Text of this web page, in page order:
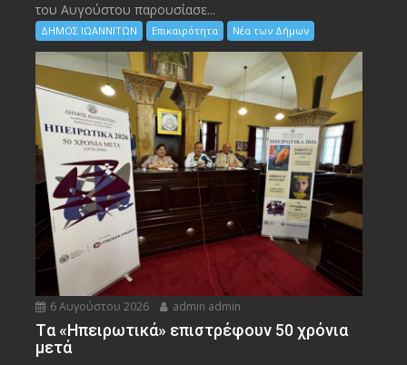
του Αυγούστου παρουσίασε...
ΔΗΜΟΣ ΙΩΑΝΝΙΤΩΝ Επικαιρότητα Νέα των Δήμων
6 Αυγούστου 2026 admin admin
Tα «Ηπειρωτικά» επιστρέφουν 50 χρόνια
μετά